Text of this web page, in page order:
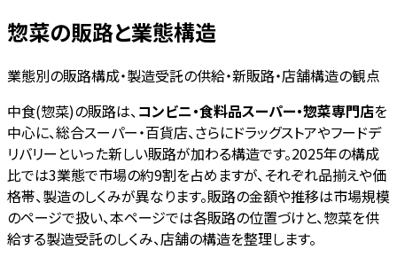
惣菜の販路と業態構造
業態別の販路構成・製造受託の供給・新販路・店舗構造の観点
中食(惣菜)の販路は、コンビニ・食料品スーパー・惣菜専門店を
中心に、総合スーパー・百貨店、さらにドラッグストアやフードデ
リバリーといった新しい販路が加わる構造です。2025年の構成
比では3業態で市場の約9割を占めますが、それぞれ品揃えや価
格帯、製造のしくみが異なります。販路の金額や推移は市場規模
のページで扱い、本ページでは各販路の位置づけと、惣菜を供
給する製造受託のしくみ、店舗の構造を整理します。